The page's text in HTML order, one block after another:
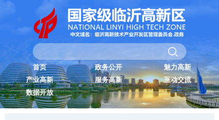
首页 政务公开
魅力高新
产业高新
服务高新
互动交流
数据开放